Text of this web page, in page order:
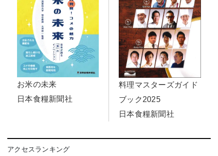
お米の未来
日本食糧新聞社
料理マスターズガイド
ブック2025
日本食糧新聞社
アクセスランキング